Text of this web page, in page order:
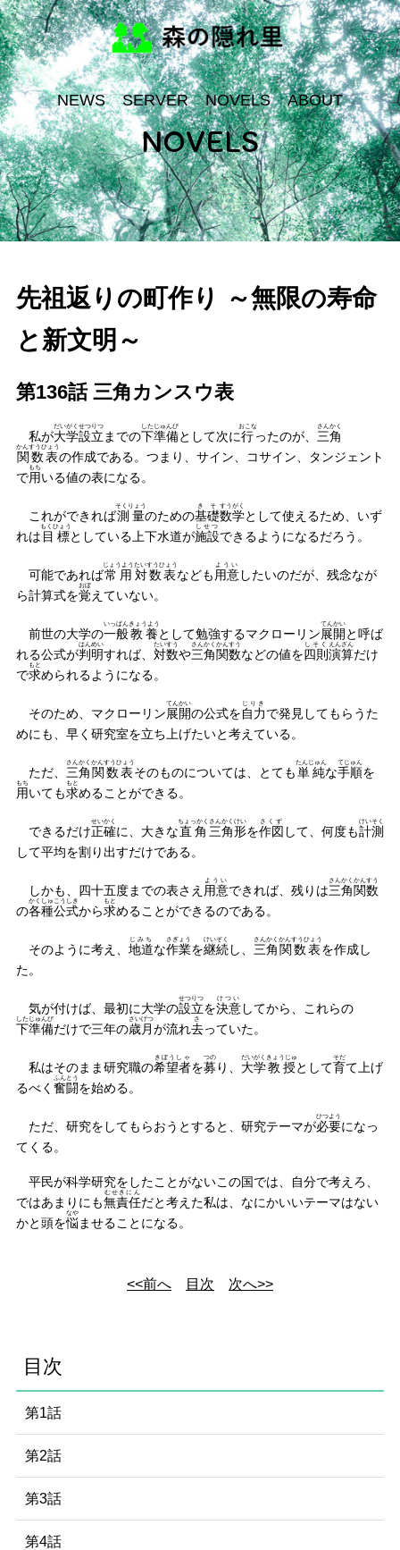
NEWS SERVER NOVELS ABOUT
NOVELS
先祖返りの町作り ～無限の寿命
と新文明～
第136話 三角カンスウ表
私が大学
だいがく
設立
せつりつ
までの下準備
したじゅんび
として次に行
おこな
ったのが、 三角
さんかく
関数表
かんすうひょう
の作成である。つまり、サイン、コサイン、タンジェント
で用
もち
いる値の表になる。
これができれば測量
そくりょう
のための基礎
きそ
数学
すうがく
として使えるため、いず
れは 目標
もくひょう
としている上下水道が施設
しせつ
できるようになるだろう。
可能であれば常用
じょうよう
対数表
たいすうひょう
なども 用意
ようい
したいのだが、残念なが
ら計算式を覚
おぼ
えていない。
前世の大学の一般
いっぱん
教養
きょうよう
として勉強するマクローリン展開
てんかい
と呼ば
れる公式が判明
はんめい
すれば、 対数
たいすう
や三角
さんかく
関数
かんすう
などの値を四則
しそく
演算
えんざん
だけ
で求
もと
められるようになる。
そのため、マクローリン展開
てんかい
の公式を自力
じりき
で発見してもらうた
めにも、早く研究室を立ち上げたいと考えている。
ただ、 三角
さんかく
関数表
かんすうひょう
そのものについては、とても単純
たんじゅん
な手順
てじゅん
を
用
もち
いても求
もと
めることができる。
できるだけ正確
せいかく
に、大きな直角
ちょっかく
三角形
さんかくけい
を作図
さくず
して、何度も計測
けいそく
して平均を割り出すだけである。
しかも、四十五度までの表さえ 用意
ようい
できれば、残りは三角
さんかく
関数
かんすう
の各種
かくしゅ
公式
こうしき
から求
もと
めることができるのである。
そのように考え、 地道
じみち
な作業
さぎょう
を継続
けいぞく
し、 三角
さんかく
関数表
かんすうひょう
を作成し
た。
気が付けば、最初に大学の設立
せつりつ
を決意
けつい
してから、これらの
下準備
したじゅんび
だけで三年の歳月
さいげつ
が流れ去
さ
っていた。
私はそのまま研究職の希望者
きぼうしゃ
を募
つの
り、 大学
だいがく
教授
きょうじゅ
として育
そだ
て上げ
るべく 奮闘
ふんとう
を始める。
ただ、研究をしてもらおうとすると、研究テーマが必要
ひつよう
になっ
てくる。
平民が科学研究をしたことがないこの国では、自分で考えろ、
ではあまりにも無責任
むせきにん
だと考えた私は、なにかいいテーマはない
かと頭を悩
なや
ませることになる。
<<前へ 目次 次へ>>
目次
第1話
第2話
第3話
第4話